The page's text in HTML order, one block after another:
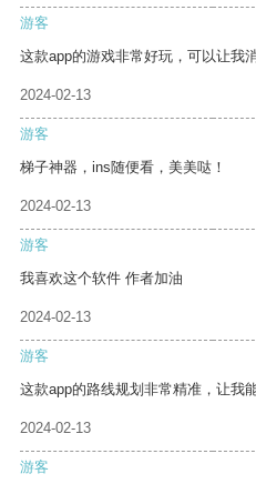
游客
这款app的游戏非常好玩，可以让我
2024-02-13
游客
梯子神器，ins随便看，美美哒！
2024-02-13
游客
我喜欢这个软件 作者加油
2024-02-13
游客
这款app的路线规划非常精准，让我
2024-02-13
游客